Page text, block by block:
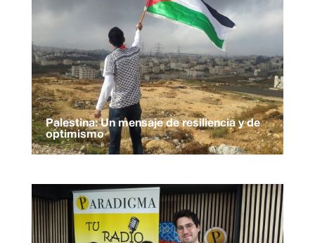
Palestina: Un mensaje de resiliencia y de
optimismo